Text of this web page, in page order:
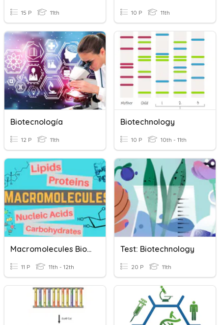
15 P 11th 10 P 11th
Biotecnología
12 P 11th
Biotechnology
10 P 10th - 11th
Macromolecules Biotechnology
11 P 11th - 12th
Test: Biotechnology
20 P 11th